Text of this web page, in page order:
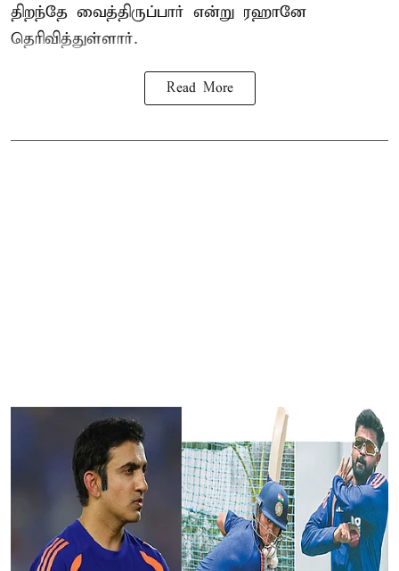
திறந்தே வைத்திருப்பார் என்று ரஹானே
தெரிவித்துள்ளார்.
Read More